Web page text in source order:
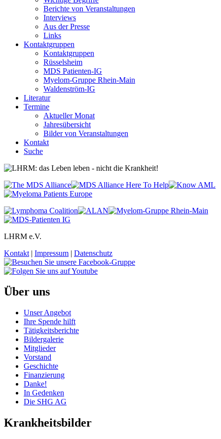
Berichte von Veranstaltungen
Interviews
Aus der Presse
Links
Kontaktgruppen
Kontaktgruppen
Rüsselsheim
MDS Patienten-IG
Myelom-Gruppe Rhein-Main
Waldenström-IG
Literatur
Termine
Aktueller Monat
Jahresübersicht
Bilder von Veranstaltungen
Kontakt
Suche
LHRM e.V.
Kontakt | Impressum | Datenschutz
Über uns
Unser Angebot
Ihre Spende hilft
Tätigkeitsberichte
Bildergalerie
Mitglieder
Vorstand
Geschichte
Finanzierung
Danke!
In Gedenken
Die SHG AG
Krankheitsbilder